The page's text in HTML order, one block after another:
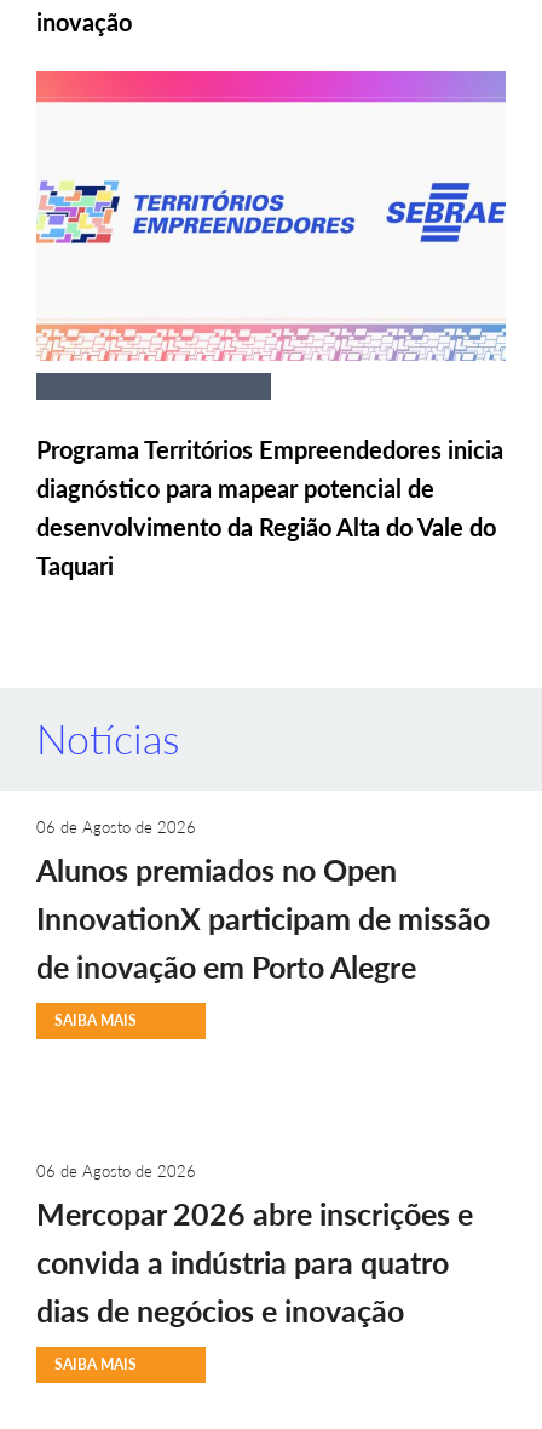
inovação
Programa Territórios Empreendedores inicia
diagnóstico para mapear potencial de
desenvolvimento da Região Alta do Vale do
Taquari
Notícias
06 de Agosto de 2026
Alunos premiados no Open
InnovationX participam de missão
de inovação em Porto Alegre
SAIBA MAIS
06 de Agosto de 2026
Mercopar 2026 abre inscrições e
convida a indústria para quatro
dias de negócios e inovação
SAIBA MAIS